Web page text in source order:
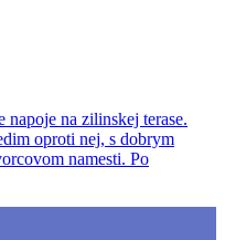
napoje na zilinskej terase.
oproti nej, s dobrym
namesti. Po